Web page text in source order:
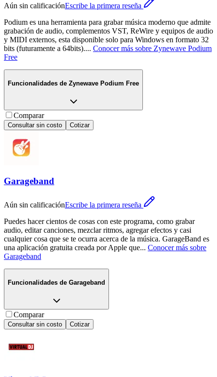
Aún sin calificaciónEscribe la primera reseña
Podium es una herramienta para grabar música moderno que admite
grabación de audio, complementos VST, ReWire y equipos de audio
y MIDI externos, esta disponible solo para Windows en formato 32
bits (futuramente a 64bits).... Conocer más sobre Zynewave Podium
Free
Funcionalidades de Zynewave Podium Free
Comparar
Consultar sin costo Cotizar
Garageband
Aún sin calificaciónEscribe la primera reseña
Puedes hacer cientos de cosas con este programa, como grabar
audio, editar canciones, mezclar ritmos, agregar efectos y casi
cualquier cosa que se te ocurra acerca de la música. GarageBand es
una aplicación gratuita creada por Apple que... Conocer más sobre
Garageband
Funcionalidades de Garageband
Comparar
Consultar sin costo Cotizar